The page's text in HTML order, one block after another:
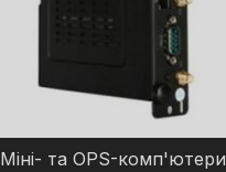
Міні- та OPS-комп'ютери